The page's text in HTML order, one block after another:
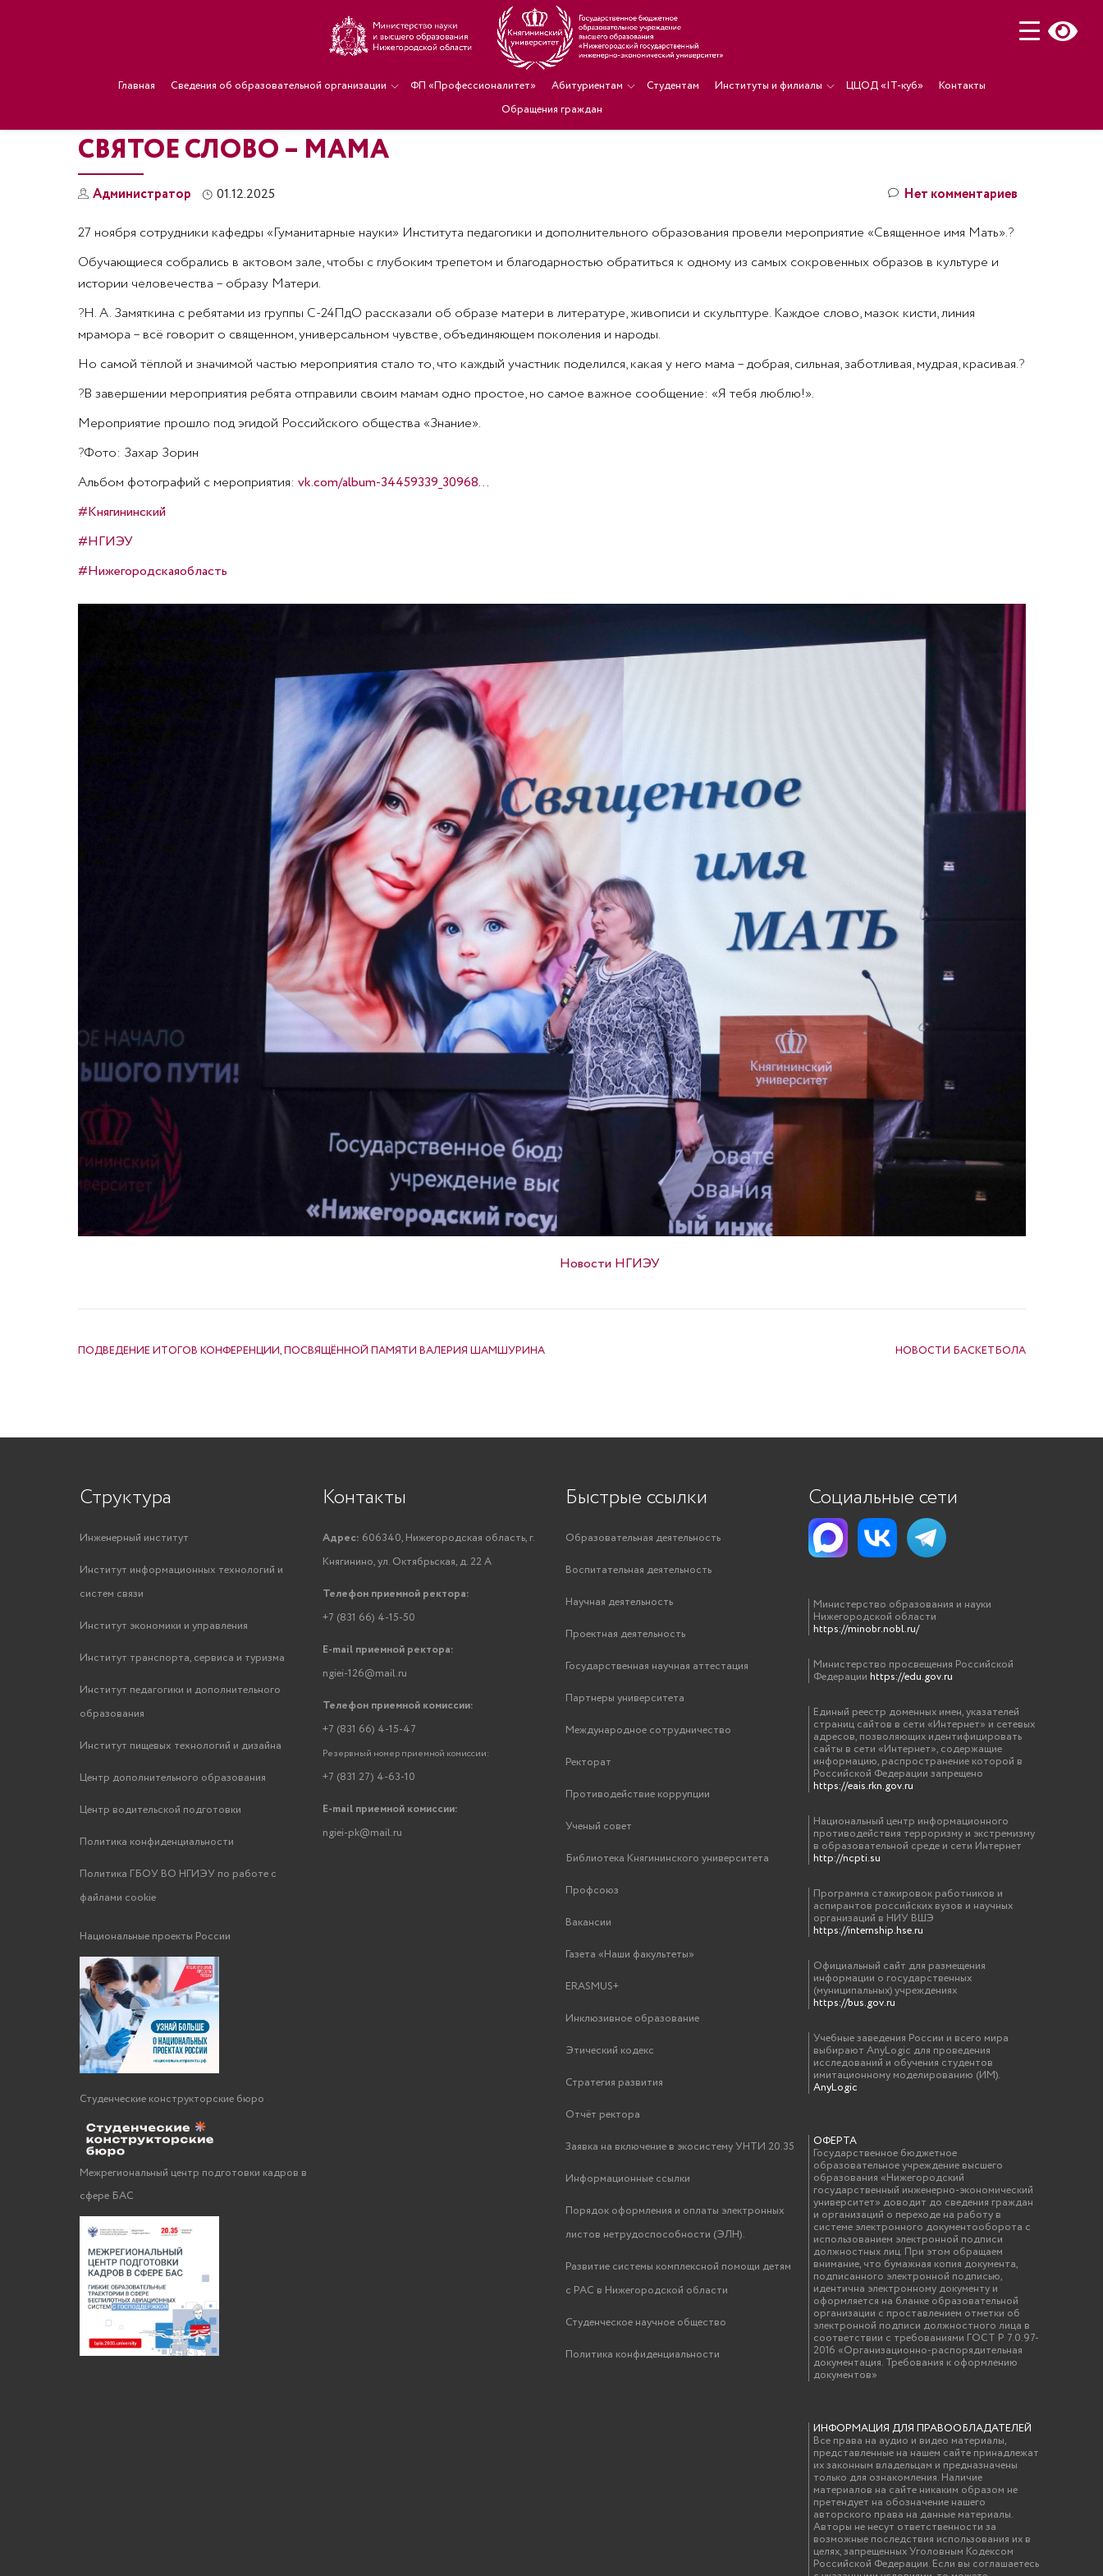
Главная Сведения об образовательной организации ФП «Профессионалитет» Абитуриентам Студентам Институты и филиалы ЦЦОД «IT-куб»
Контакты
Обращения граждан
СВЯТОЕ СЛОВО – МАМА
Администратор 01.12.2025 Нет комментариев
27 ноября сотрудники кафедры «Гуманитарные науки» Института педагогики и дополнительного образования провели мероприятие «Священное имя Мать».?
Обучающиеся собрались в актовом зале, чтобы с глубоким трепетом и благодарностью обратиться к одному из самых сокровенных образов в культуре и
истории человечества – образу Матери.
?Н. А. Замяткина с ребятами из группы С-24ПдО рассказали об образе матери в литературе, живописи и скульптуре. Каждое слово, мазок кисти, линия
мрамора – всё говорит о священном, универсальном чувстве, объединяющем поколения и народы.
Но самой тёплой и значимой частью мероприятия стало то, что каждый участник поделился, какая у него мама – добрая, сильная, заботливая, мудрая, красивая.?
?В завершении мероприятия ребята отправили своим мамам одно простое, но самое важное сообщение: «Я тебя люблю!».
Мероприятие прошло под эгидой Российского общества «Знание».
?Фото: Захар Зорин
Альбом фотографий с мероприятия: vk.com/album-34459339_30968…
#Княгининский
#НГИЭУ
#Нижегородскаяобласть
Новости НГИЭУ
ПОДВЕДЕНИЕ ИТОГОВ КОНФЕРЕНЦИИ, ПОСВЯЩЁННОЙ ПАМЯТИ ВАЛЕРИЯ ШАМШУРИНА НОВОСТИ БАСКЕТБОЛА
Структура
Инженерный институт
Институт информационных технологий и
систем связи
Институт экономики и управления
Институт транспорта, сервиса и туризма
Институт педагогики и дополнительного
образования
Институт пищевых технологий и дизайна
Центр дополнительного образования
Центр водительской подготовки
Политика конфиденциальности
Политика ГБОУ ВО НГИЭУ по работе с
файлами cookie
Национальные проекты России
Студенческие конструкторские бюро
Межрегиональный центр подготовки кадров в
сфере БАС
Контакты
Адрес: 606340, Нижегородская область, г.
Княгинино, ул. Октябрьская, д. 22 А
Телефон приемной ректора:
+7 (831 66) 4-15-50
E-mail приемной ректора:
ngiei-126@mail.ru
Телефон приемной комиссии:
+7 (831 66) 4-15-47
Резервный номер приемной комиссии:
+7 (831 27) 4-63-10
E-mail приемной комиссии:
ngiei-pk@mail.ru
Быстрые ссылки
Образовательная деятельность
Воспитательная деятельность
Научная деятельность
Проектная деятельность
Государственная научная аттестация
Партнеры университета
Международное сотрудничество
Ректорат
Противодействие коррупции
Ученый совет
Библиотека Княгининского университета
Профсоюз
Вакансии
Газета «Наши факультеты»
ERASMUS+
Инклюзивное образование
Этический кодекс
Стратегия развития
Отчёт ректора
Заявка на включение в экосистему УНТИ 20.35
Информационные ссылки
Порядок оформления и оплаты электронных
листов нетрудоспособности (ЭЛН).
Развитие системы комплексной помощи детям
с РАС в Нижегородской области
Студенческое научное общество
Политика конфиденциальности
Социальные сети
Министерство образования и науки
Нижегородской области
https://minobr.nobl.ru/
Министерство просвещения Российской
Федерации https://edu.gov.ru
Единый реестр доменных имен, указателей
страниц сайтов в сети «Интернет» и сетевых
адресов, позволяющих идентифицировать
сайты в сети «Интернет», содержащие
информацию, распространение которой в
Российской Федерации запрещено
https://eais.rkn.gov.ru
Национальный центр информационного
противодействия терроризму и экстремизму
в образовательной среде и сети Интернет
http://ncpti.su
Программа стажировок работников и
аспирантов российских вузов и научных
организаций в НИУ ВШЭ
https://internship.hse.ru
Официальный сайт для размещения
информации о государственных
(муниципальных) учреждениях
https://bus.gov.ru
Учебные заведения России и всего мира
выбирают AnyLogic для проведения
исследований и обучения студентов
имитационному моделированию (ИМ).
AnyLogic
ОФЕРТА
Государственное бюджетное
образовательное учреждение высшего
образования «Нижегородский
государственный инженерно-экономический
университет» доводит до сведения граждан
и организаций о переходе на работу в
системе электронного документооборота с
использованием электронной подписи
должностных лиц. При этом обращаем
внимание, что бумажная копия документа,
подписанного электронной подписью,
идентична электронному документу и
оформляется на бланке образовательной
организации с проставлением отметки об
электронной подписи должностного лица в
соответствии с требованиями ГОСТ Р 7.0.97-
2016 «Организационно-распорядительная
документация. Требования к оформлению
документов»
ИНФОРМАЦИЯ ДЛЯ ПРАВООБЛАДАТЕЛЕЙ
Все права на аудио и видео материалы,
представленные на нашем сайте принадлежат
их законным владельцам и предназначены
только для ознакомления. Наличие
материалов на сайте никаким образом не
претендует на обозначение нашего
авторского права на данные материалы.
Авторы не несут ответственности за
возможные последствия использования их в
целях, запрещенных Уголовным Кодексом
Российской Федерации. Если вы соглашаетесь